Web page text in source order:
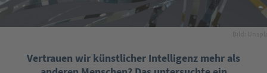
Vertrauen wir künstlicher Intelligenz mehr als